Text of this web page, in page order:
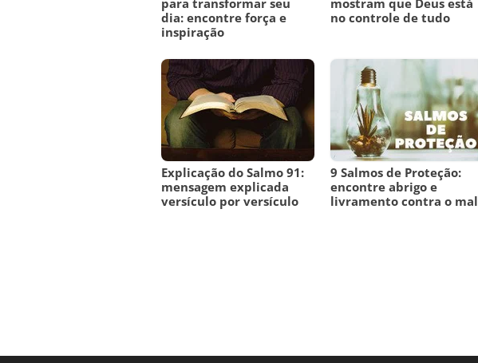
para transformar seu
dia: encontre força e
inspiração
mostram que Deus está
no controle de tudo
Explicação do Salmo 91:
mensagem explicada
versículo por versículo
9 Salmos de Proteção:
encontre abrigo e
livramento contra o mal